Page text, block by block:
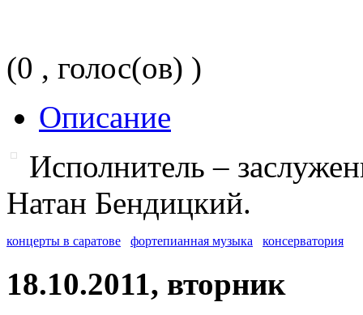
(0 , голос(ов) )
Описание
Исполнитель –
Натан Бендицкий.
концерты в саратове фортепианная музыка консерватория
18.10.2011, вторник